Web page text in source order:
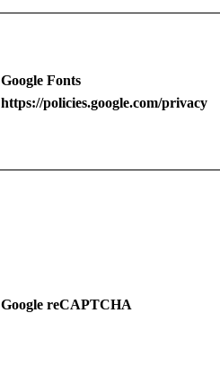
Google Fonts
https://policies.google.com/privacy
Google reCAPTCHA